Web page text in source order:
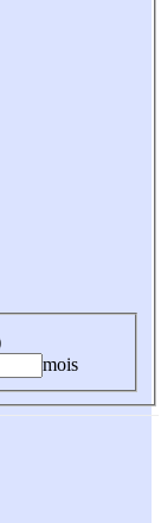
mois